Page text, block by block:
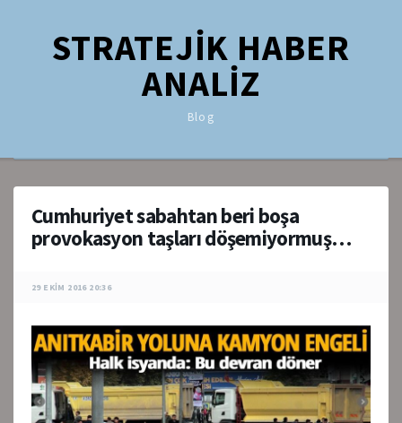
STRATEJİK HABER
ANALİZ
Blog
Cumhuriyet sabahtan beri boşa
provokasyon taşları döşemiyormuş…
29 EKIM 2016 20:36